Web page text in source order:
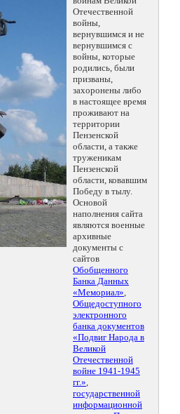
Отечественной
войны,
вернувшимся и не
вернувшимся с
войны, которые
родились, были
призваны,
захоронены либо
в настоящее время
проживают на
территории
Пензенской
области, а также
труженикам
Пензенской
области, ковавшим
Победу в тылу.
Основой
наполнения сайта
являются военные
архивные
документы с
сайтов
Обобщенного
Банка Данных
«Мемориал»,
Общедоступного
электронного
банка документов
«Подвиг Народа в
Великой
Отечественной
войне 1941-1945
гг.»,
государственной
информационной